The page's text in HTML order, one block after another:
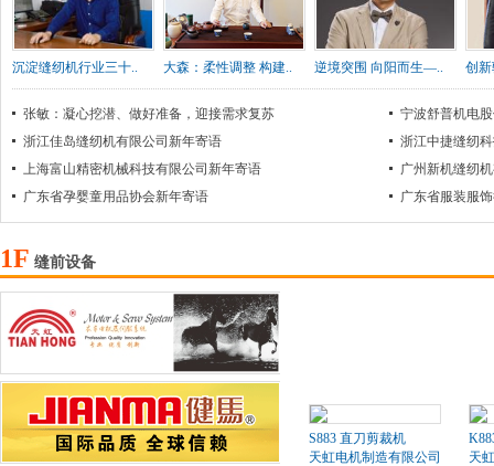
沉淀缝纫机行业三十.. 大森：柔性调整 构建.. 逆境突围 向阳而生—.. 创
张敏：凝心挖潜、做好准备，迎接需求复苏
宁波舒普机电
浙江佳岛缝纫机有限公司新年寄语
浙江中捷缝纫
上海富山精密机械科技有限公司新年寄语
广州新机缝纫
广东省孕婴童用品协会新年寄语
广东省服装服
1F 缝前设备
S883 直刀剪裁机
天虹电机制造有限公司
天